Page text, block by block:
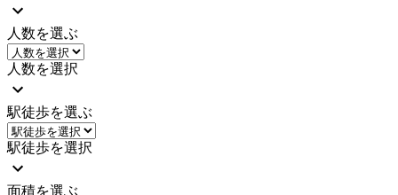
人数を選ぶ
人数を選択
駅徒歩を選ぶ
駅徒歩を選択
面積を選ぶ